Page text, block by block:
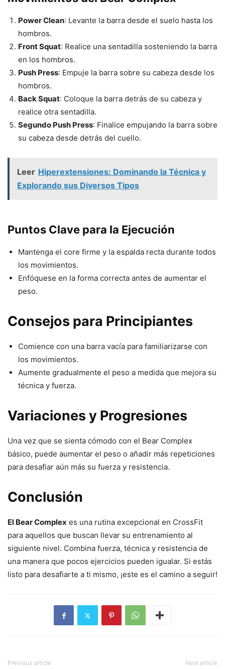
Power Clean: Levante la barra desde el suelo hasta los
hombros.
Front Squat: Realice una sentadilla sosteniendo la barra
en los hombros.
Push Press: Empuje la barra sobre su cabeza desde los
hombros.
Back Squat: Coloque la barra detrás de su cabeza y
realice otra sentadilla.
Segundo Push Press: Finalice empujando la barra sobre
su cabeza desde detrás del cuello.
Leer Hiperextensiones: Dominando la Técnica y
Explorando sus Diversos Tipos
Puntos Clave para la Ejecución
Mantenga el core firme y la espalda recta durante todos
los movimientos.
Enfóquese en la forma correcta antes de aumentar el
peso.
Consejos para Principiantes
Comience con una barra vacía para familiarizarse con
los movimientos.
Aumente gradualmente el peso a medida que mejora su
técnica y fuerza.
Variaciones y Progresiones
Una vez que se sienta cómodo con el Bear Complex
básico, puede aumentar el peso o añadir más repeticiones
para desafiar aún más su fuerza y resistencia.
Conclusión
El Bear Complex es una rutina excepcional en CrossFit
para aquellos que buscan llevar su entrenamiento al
siguiente nivel. Combina fuerza, técnica y resistencia de
una manera que pocos ejercicios pueden igualar. Si estás
listo para desafiarte a ti mismo, ¡este es el camino a seguir!
Previous article Next article